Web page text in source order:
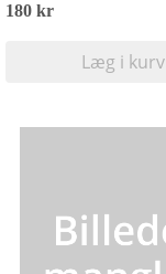
180 kr
Læg i kurv